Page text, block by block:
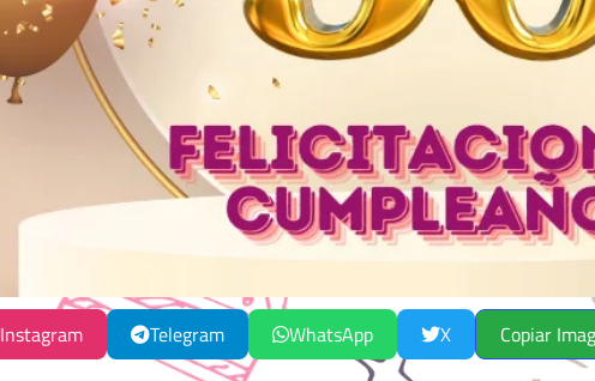
Instagram Telegram WhatsApp X Copiar